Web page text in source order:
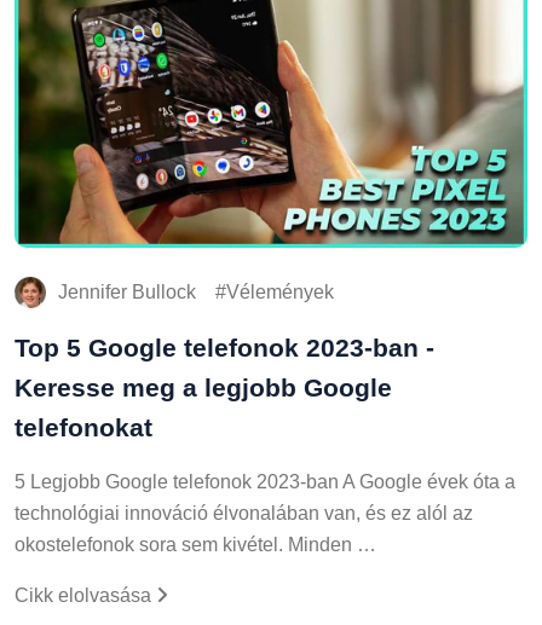
Jennifer Bullock Vélemények
Top 5 Google telefonok 2023-ban -
Keresse meg a legjobb Google
telefonokat
5 Legjobb Google telefonok 2023-ban A Google évek óta a
technológiai innováció élvonalában van, és ez alól az
okostelefonok sora sem kivétel. Minden …
Cikk elolvasása